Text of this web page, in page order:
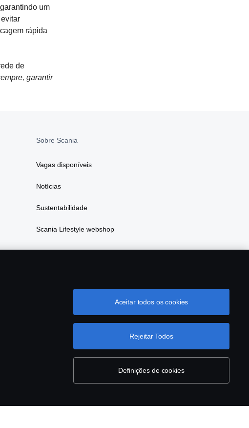
um
rápida
de
garantir
Sobre Scania
Vagas disponíveis
Notícias
Sustentabilidade
Scania Lifestyle webshop
Cookie Configurações
Definições de cookies
Rejeitar Todos
Aceitar todos os cookies